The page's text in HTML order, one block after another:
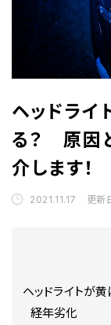
ヘッドライ
る？ 原因
介します！
2021.11.17 更新
ヘッドライトが
経年劣化